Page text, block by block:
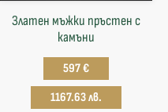
Златен мъжки пръстен с
камъни
597 €
1167.63 лв.